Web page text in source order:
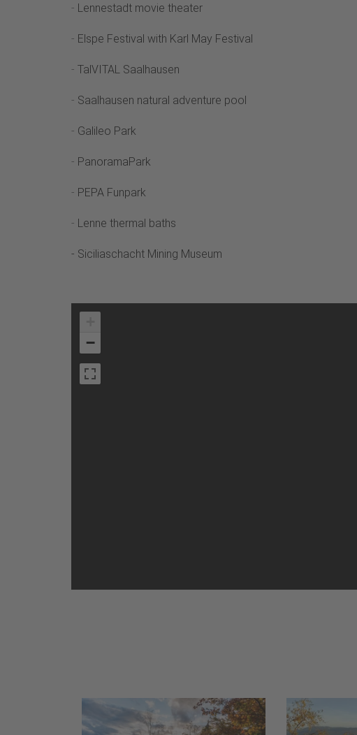
- Lennestadt movie theater
- Elspe Festival with Karl May Festival
- TalVITAL Saalhausen
- Saalhausen natural adventure pool
- Galileo Park
- PanoramaPark
- PEPA Funpark
- Lenne thermal baths
- Siciliaschacht Mining Museum
−